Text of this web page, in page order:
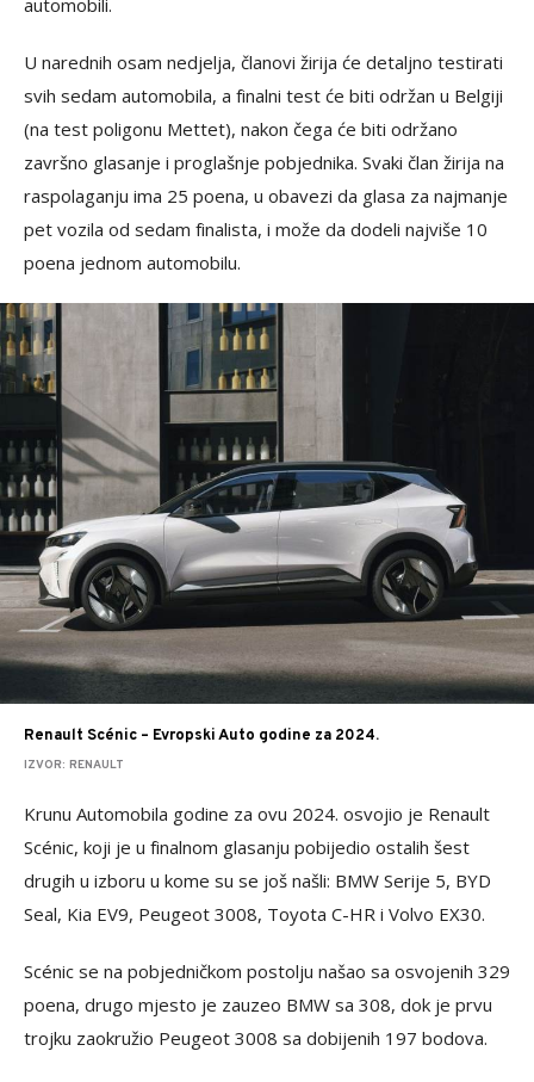
automobili.
U narednih osam nedjelja, članovi žirija će detaljno testirati
svih sedam automobila, a finalni test će biti održan u Belgiji
(na test poligonu Mettet), nakon čega će biti održano
završno glasanje i proglašnje pobjednika. Svaki član žirija na
raspolaganju ima 25 poena, u obavezi da glasa za najmanje
pet vozila od sedam finalista, i može da dodeli najviše 10
poena jednom automobilu.
Renault Scénic – Evropski Auto godine za 2024.
IZVOR: RENAULT
Krunu Automobila godine za ovu 2024. osvojio je Renault
Scénic, koji je u finalnom glasanju pobijedio ostalih šest
drugih u izboru u kome su se još našli: BMW Serije 5, BYD
Seal, Kia EV9, Peugeot 3008, Toyota C-HR i Volvo EX30.
Scénic se na pobjedničkom postolju našao sa osvojenih 329
poena, drugo mjesto je zauzeo BMW sa 308, dok je prvu
trojku zaokružio Peugeot 3008 sa dobijenih 197 bodova.